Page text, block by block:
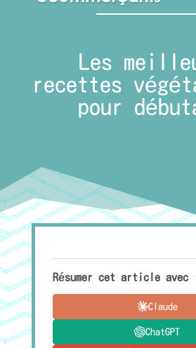
Les
recettes
pour
Résumer cet article avec
Claude
ChatGPT